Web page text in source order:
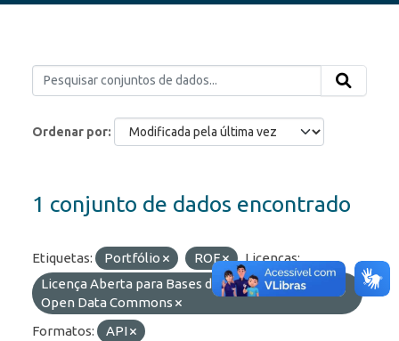
Ordenar por
1 conjunto de dados encontrado
Etiquetas: Portfólio ROF
Licenças:
Licença Aberta para Bases de Dados (ODbL) do
Open Data Commons
Formatos:
API